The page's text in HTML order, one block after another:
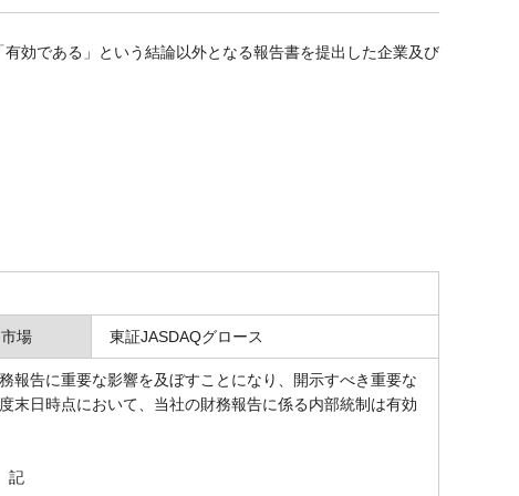
効である」という結論以外となる報告書を提出した企業及び
市場 東証JASDAQグロース
告に重要な影響を及ぼすことになり、開示すべき重要な
末日時点において、当社の財務報告に係る内部統制は有効
記